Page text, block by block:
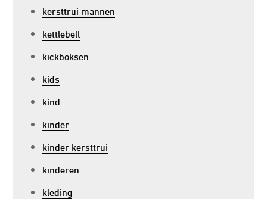
kersttrui mannen
kettlebell
kickboksen
kids
kind
kinder
kinder kersttrui
kinderen
kleding